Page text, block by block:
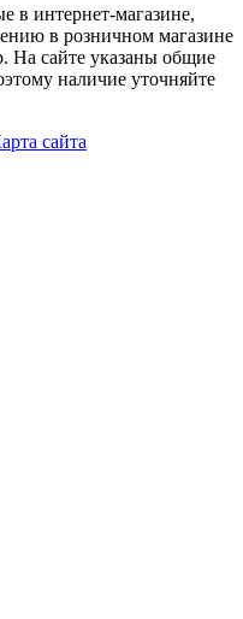
в интернет-магазине,
в розничном магазине
На сайте указаны общие
наличие уточняйте
сайта